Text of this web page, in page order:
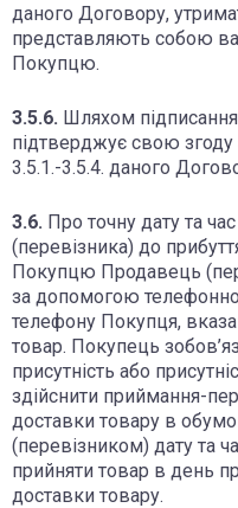
даного Договору,
представляють собою
Покупцю.
3.5.6. Шляхом
підтверджує свою згоду
3.5.1.-3.5.4. даного
3.6. Про точну дату та
(перевізника) до
Покупцю Продавець
за допомогою
телефону Покупця,
товар. Покупець
присутність або
здійснити приймання-
доставки товару в
(перевізником) дату та
прийняти товар в день
доставки товару.